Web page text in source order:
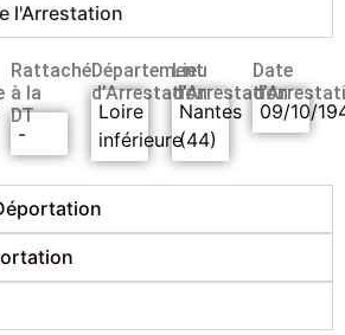
l'Arrestation
Rattaché
à la
DT
-
Département
d’Arrestation
Loire
inférieure
Lieu
d’Arrestation
Nantes
(44)
Date
09/10/